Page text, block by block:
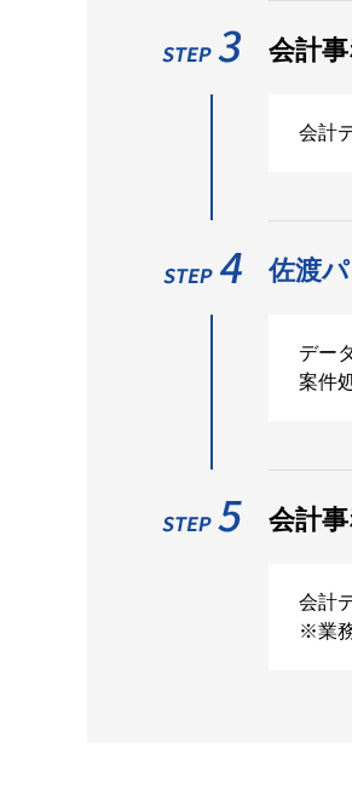
会計
会計
佐渡
デー
案件
会計
会計
※業